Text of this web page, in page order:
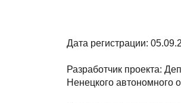
Дата регистрации:
Разработчик проекта:
Ненецкого автономного